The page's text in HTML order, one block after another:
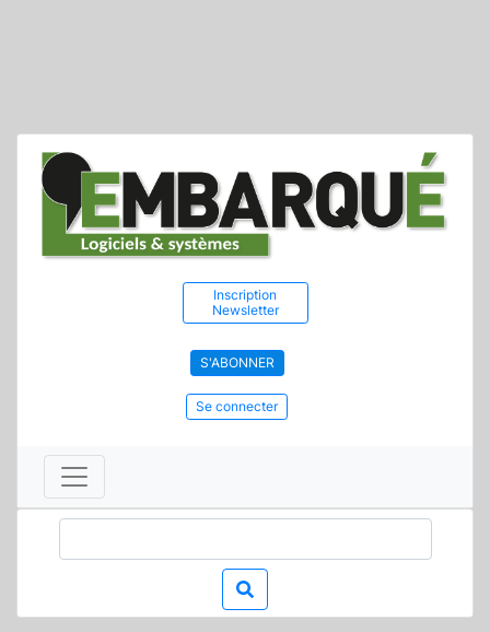
Inscription
Newsletter
S'ABONNER
Se connecter